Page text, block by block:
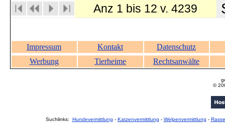
Anz 1 bis 12 v. 4239
Impressum Kontakt
Datenschutz
Werbung
Tierheime Rechtsanwälte
©
Suchlinks: Hundevermittlung - Katzenvermittlung - Welpenvermittlung -